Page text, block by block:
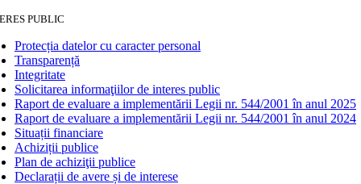
PUBLIC
Protecția datelor cu caracter personal
Transparență
Integritate
Solicitarea informaţiilor de interes public
Raport de evaluare a implementării Legii nr. 544/2001 în anul 2025
Raport de evaluare a implementării Legii nr. 544/2001 în anul 2024
Situații financiare
Achiziții publice
Plan de achiziţii publice
Declarații de avere și de interese